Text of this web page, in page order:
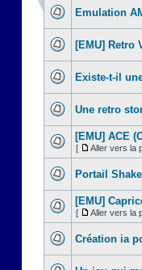
Emulation
[EMU] Retro
Existe-t-il
Une retro
[EMU] ACE
[ Aller vers la
Portail
[EMU]
[ Aller vers la
Création ia